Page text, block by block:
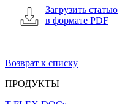
Загрузить статью
в формате PDF
Возврат к списку
ПРОДУКТЫ